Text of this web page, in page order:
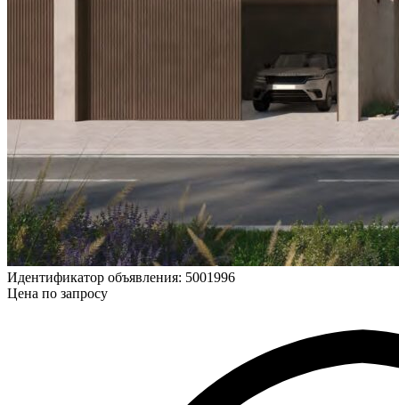
Идентификатор объявления: 5001996
Цена по запросу